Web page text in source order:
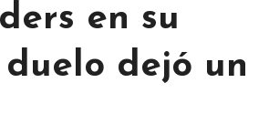
en su
dejó un